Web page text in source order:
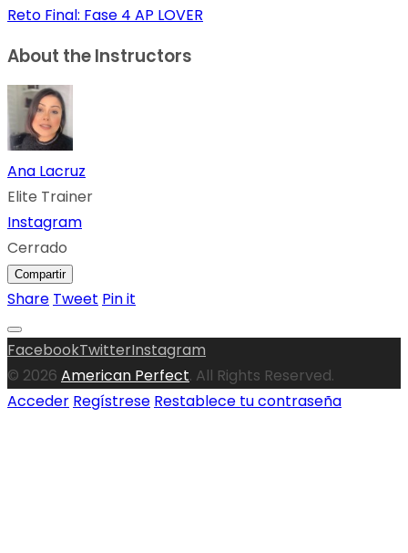
Reto Final: Fase 4 AP LOVER
About the Instructors
Ana Lacruz
Elite Trainer
Instagram
Cerrado
Compartir
Share Tweet Pin it
FacebookTwitterInstagram
© 2026 American Perfect. All Rights Reserved.
Acceder Regístrese Restablece tu contraseña